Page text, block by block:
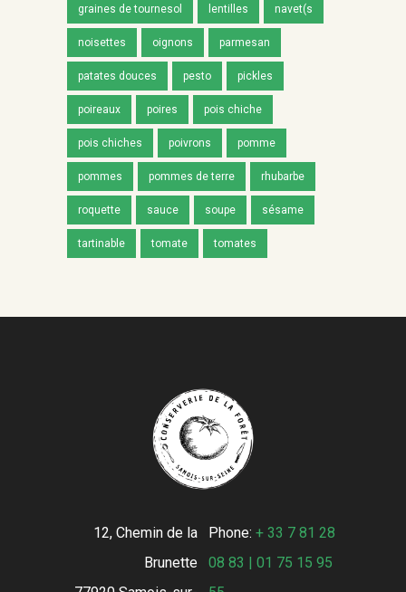
graines de tournesol lentilles navet(s
noisettes oignons parmesan
patates douces pesto pickles
poireaux poires pois chiche
pois chiches poivrons pomme
pommes pommes de terre rhubarbe
roquette sauce soupe sésame
tartinable tomate tomates
Phone: + 33 7 81 28
08 83 | 01 75 15 95
12, Chemin de la
Brunette